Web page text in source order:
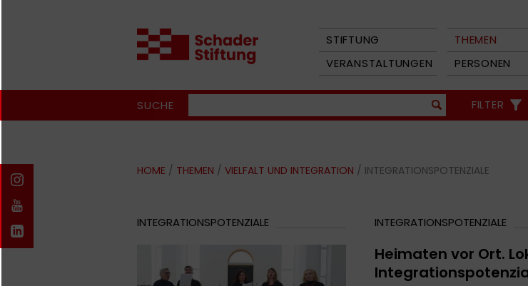
STIFTUNG THEMEN
VERANSTALTUNGEN
PERSONEN
SUCHE FILTER
HOME / THEMEN / VIELFALT UND INTEGRATION / INTEGRATIONSPOTENZIALE
INTEGRATIONSPOTENZIALE INTEGRATIONSPOTENZIALE
Heimaten vor Ort.